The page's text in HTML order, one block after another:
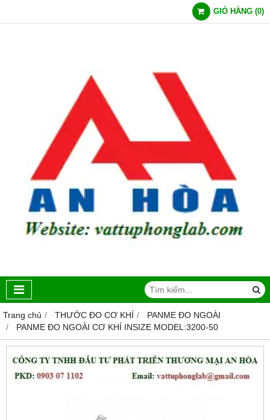
GIỎ HÀNG (0)
Trang chủ THƯỚC ĐO CƠ KHÍ
PANME ĐO NGOÀI
PANME ĐO NGOÀI CƠ KHÍ INSIZE MODEL:3200-50